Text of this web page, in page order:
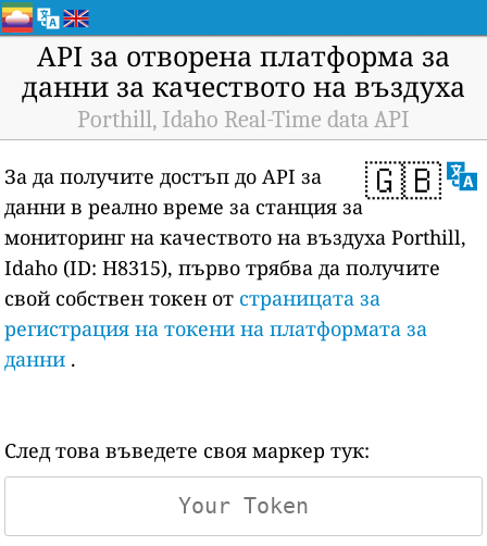
API за отворена платформа за
данни за качеството на въздуха
Porthill, Idaho Real-Time data API
🇬🇧
За да получите достъп до API за
данни в реално време за станция за
мониторинг на качеството на въздуха Porthill,
Idaho (ID: H8315), първо трябва да получите
свой собствен токен от страницата за
регистрация на токени на платформата за
данни .
След това въведете своя маркер тук: